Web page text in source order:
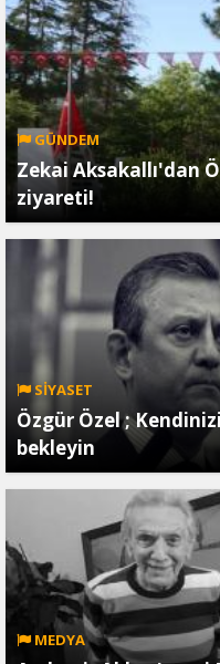
GÜNDEM
Zekai Aksakallı'dan
ziyareti!
SİYASET
Özgür Özel ;
bekleyin
MEDYA